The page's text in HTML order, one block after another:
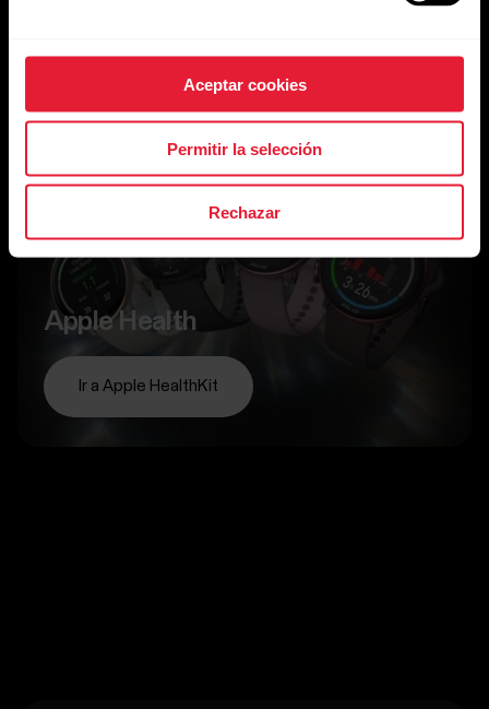
Aceptar cookies
Permitir la selección
Rechazar
Apple Health
Ir a Apple HealthKit